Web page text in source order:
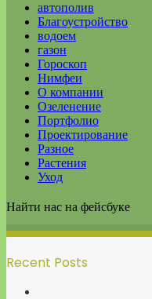
автополив
Благоустройство
водоем
газон
Гороскоп
Нимфеи
О компании
Озеленение
Портфолио
Проектирование
Разное
Растения
Уход
Найти нас на фейсбуке
Recent Posts